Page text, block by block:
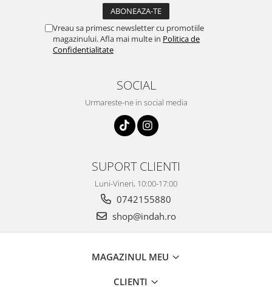
Vreau sa primesc newsletter cu promotiile
magazinului. Afla mai multe in Politica de
Confidentialitate
SOCIAL
Urmareste-ne in social media
SUPORT CLIENTI
Luni-Vineri, 10:00-17:00
0742155880
shop@indah.ro
MAGAZINUL MEU
CLIENTI